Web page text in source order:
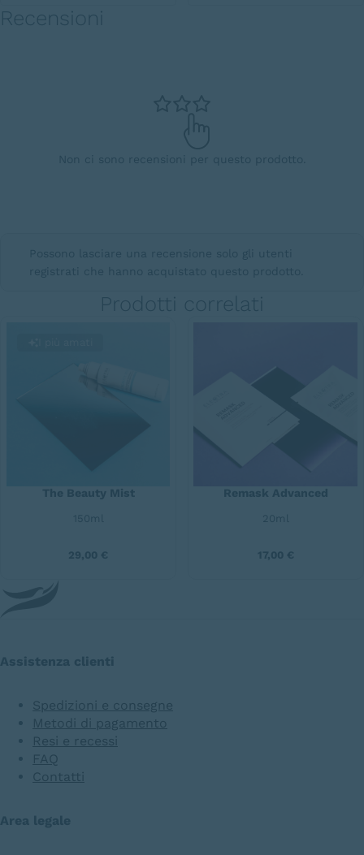
Recensioni
Non ci sono recensioni per questo prodotto.
Prodotti correlati
The Beauty Mist
150ml
29,00 €
Remask Advanced
20ml
17,00 €
Assistenza clienti
Spedizioni e consegne
Metodi di pagamento
Resi e recessi
FAQ
Contatti
Area legale